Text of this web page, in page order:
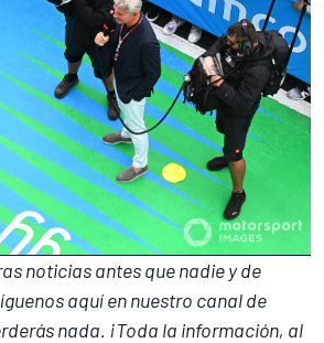
noticias antes que nadie y de
aquí en nuestro canal de
nada. ¡Toda la información, al